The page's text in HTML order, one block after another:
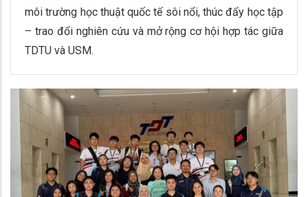
môi trường học thuật quốc tế sôi nổi, thúc đẩy học tập
– trao đổi nghiên cứu và mở rộng cơ hội hợp tác giữa
TDTU và USM.